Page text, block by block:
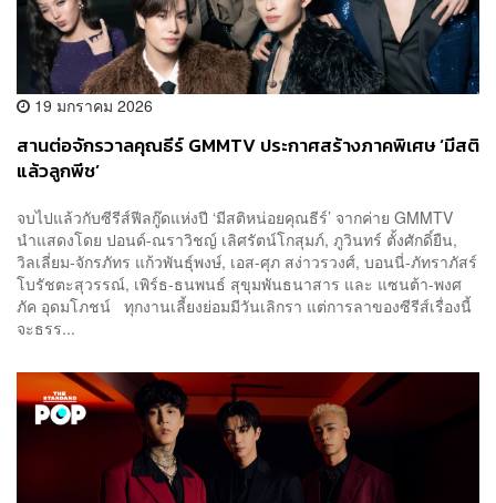
19 มกราคม 2026
สานต่อจักรวาลคุณธีร์ GMMTV ประกาศสร้างภาคพิเศษ ‘มีสติ
แล้วลูกพีช’
จบไปแล้วกับซีรีส์ฟีลกู๊ดแห่งปี ‘มีสติหน่อยคุณธีร์’ จากค่าย GMMTV
นำแสดงโดย ปอนด์-ณราวิชญ์ เลิศรัตน์โกสุมภ์, ภูวินทร์ ตั้งศักดิ์ยืน,
วิลเลี่ยม-จักรภัทร แก้วพันธุ์พงษ์, เอส-ศุภ สง่าวรวงศ์, บอนนี่-ภัทราภัสร์
โบรัชตะสุวรรณ์, เพิร์ธ-ธนพนธ์ สุขุมพันธนาสาร และ แซนต้า-พงศ
ภัค อุดมโภชน์ ทุกงานเลี้ยงย่อมมีวันเลิกรา แต่การลาของซีรีส์เรื่องนี้
จะธรร...